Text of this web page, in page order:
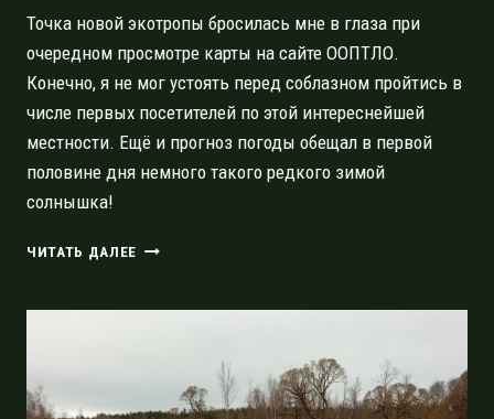
Точка новой экотропы бросилась мне в глаза при
очередном просмотре карты на сайте ООПТЛО.
Конечно, я не мог устоять перед соблазном пройтись в
числе первых посетителей по этой интереснейшей
местности. Ещё и прогноз погоды обещал в первой
половине дня немного такого редкого зимой
солнышка!
ЧИТАТЬ ДАЛЕЕ ЭКОТРОПА
В
МШИНСКОГО
БОЛОТА